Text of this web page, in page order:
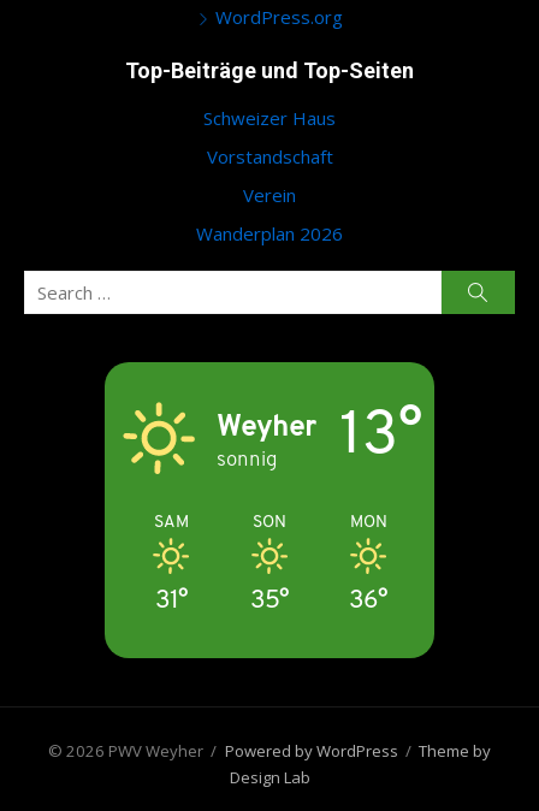
WordPress.org
Top-Beiträge und Top-Seiten
Schweizer Haus
Vorstandschaft
Verein
Wanderplan 2026
for:
Weyher
sonnig 13°
SAM
31°
SON
35°
MON
36°
© 2026 PWV Weyher / Powered by WordPress / Theme by
Design Lab